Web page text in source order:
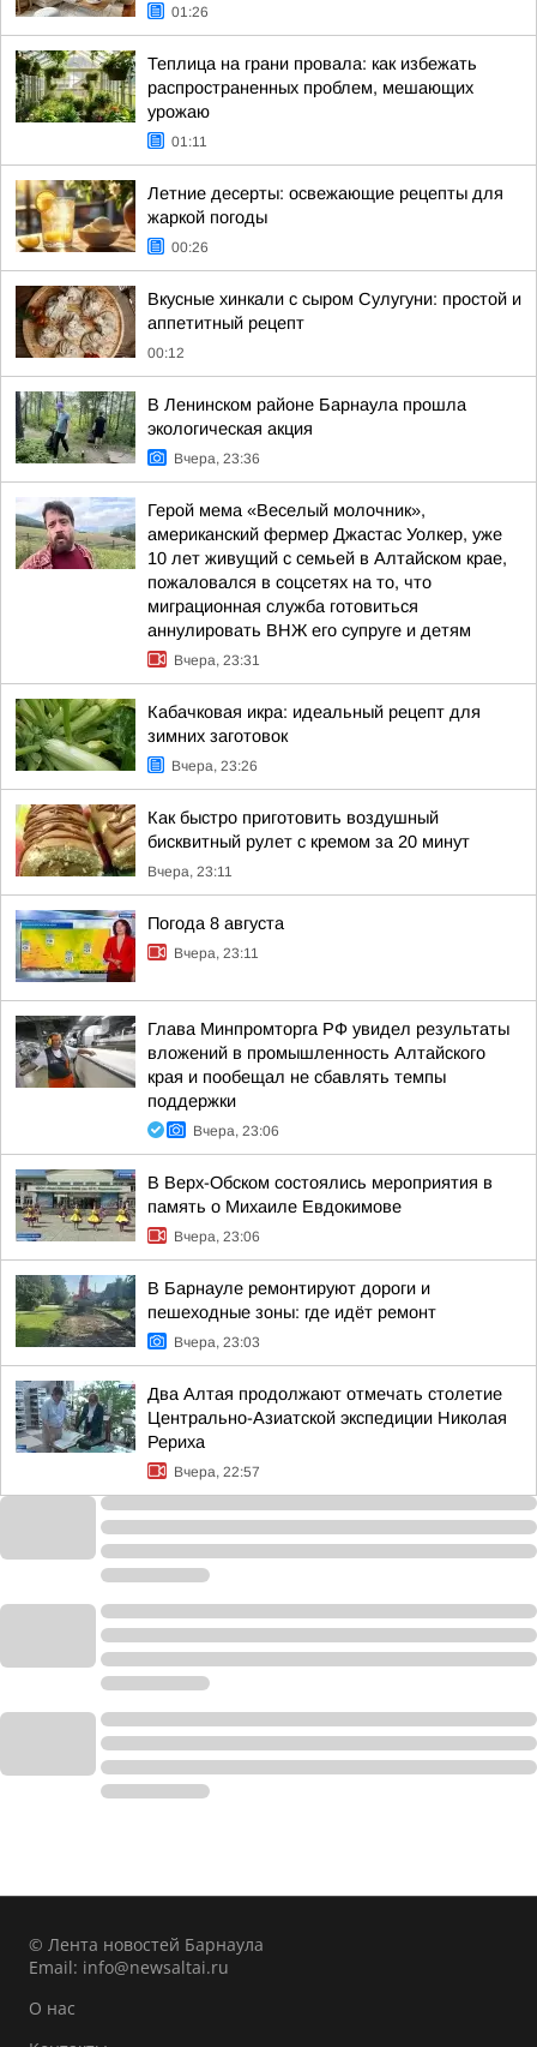
01:26
Теплица на грани провала: как избежать
распространенных проблем, мешающих
урожаю
01:11
Летние десерты: освежающие рецепты для
жаркой погоды
00:26
Вкусные хинкали с сыром Сулугуни: простой и
аппетитный рецепт
00:12
В Ленинском районе Барнаула прошла
экологическая акция
Вчера, 23:36
Герой мема «Веселый молочник»,
американский фермер Джастас Уолкер, уже
10 лет живущий с семьей в Алтайском крае,
пожаловался в соцсетях на то, что
миграционная служба готовиться
аннулировать ВНЖ его супруге и детям
Вчера, 23:31
Кабачковая икра: идеальный рецепт для
зимних заготовок
Вчера, 23:26
Как быстро приготовить воздушный
бисквитный рулет с кремом за 20 минут
Вчера, 23:11
Погода 8 августа
Вчера, 23:11
Глава Минпромторга РФ увидел результаты
вложений в промышленность Алтайского
края и пообещал не сбавлять темпы
поддержки
Вчера, 23:06
В Верх-Обском состоялись мероприятия в
память о Михаиле Евдокимове
Вчера, 23:06
В Барнауле ремонтируют дороги и
пешеходные зоны: где идёт ремонт
Вчера, 23:03
Два Алтая продолжают отмечать столетие
Центрально-Азиатской экспедиции Николая
Рериха
Вчера, 22:57
© Лента новостей Барнаула
Email: info@newsaltai.ru
О нас